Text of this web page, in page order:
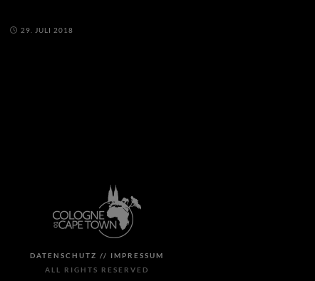
29. JULI 2018
DATENSCHUTZ // IMPRESSUM
ALL RIGHTS RESERVED